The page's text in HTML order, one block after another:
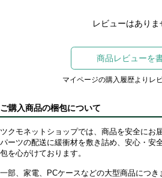
レビューはありま
商品レビューを
マイページの購入履歴よりレ
ご購入商品の梱包について
ツクモネットショップでは、商品を安全にお
パーツの配送に緩衝材を敷き詰め、安心・安
包を心がけております。
一部、家電、PCケースなどの大型商品につき